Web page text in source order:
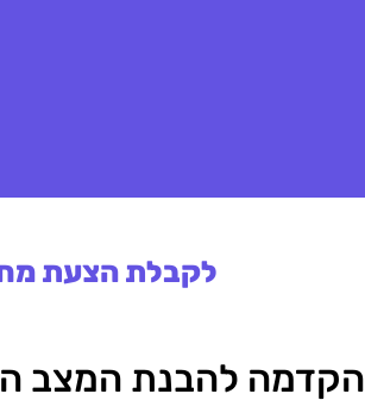
לקבלת הצעת
הקדמה להבנת המצב